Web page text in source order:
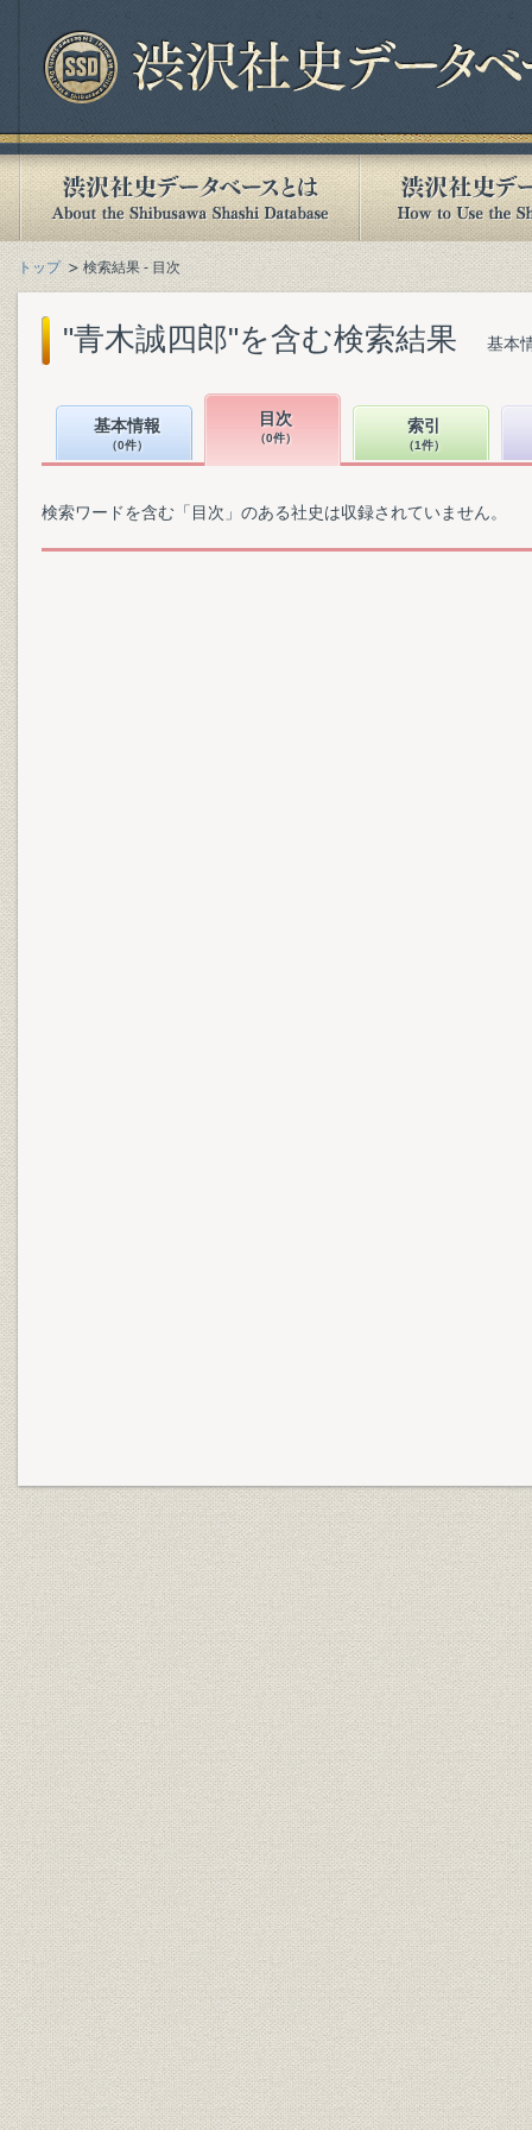
トップ 検索結果 - 目次
"青木誠四郎"を含む検索結果 基本
基本情報
（0件）
目次
（0件）
索引
（1件）
検索ワードを含む「目次」のある社史は収録されていません。